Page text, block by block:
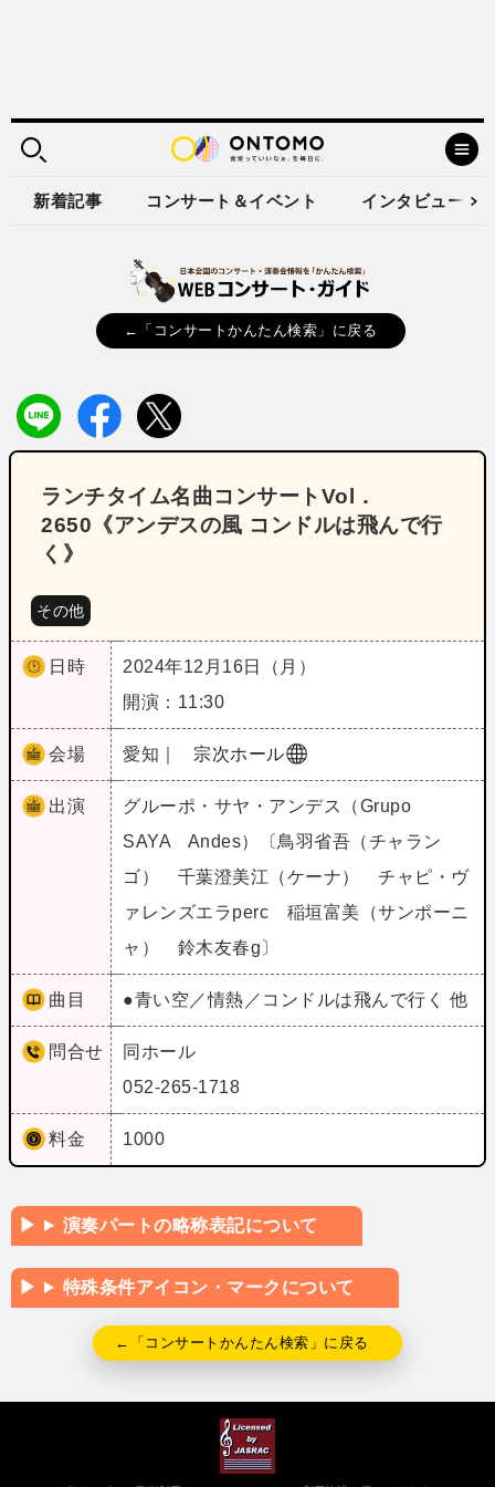
新着記事 コンサート＆イベント インタビュー
←「コンサートかんたん検索」に戻る
ランチタイム名曲コンサートVol．
2650《アンデスの風 コンドルは飛んで行
く》
その他
日時
2024年12月16日（月）
開演：11:30
会場 愛知｜ 宗次ホール
出演
グルーポ・サヤ・アンデス（Grupo
SAYA Andes）〔鳥羽省吾（チャラン
ゴ） 千葉澄美江（ケーナ） チャピ・ヴ
ァレンズエラperc 稲垣富美（サンポーニ
ャ） 鈴木友春g〕
曲目 ●青い空／情熱／コンドルは飛んで行く 他
問合せ
同ホール
052-265-1718
料金 1000
演奏パートの略称表記について
特殊条件アイコン・マークについて
←「コンサートかんたん検索」に戻る